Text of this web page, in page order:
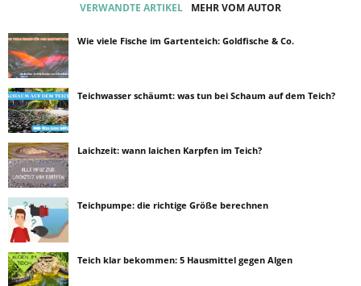
VERWANDTE ARTIKEL MEHR VOM AUTOR
Wie viele Fische im Gartenteich: Goldfische & Co.
Teichwasser schäumt: was tun bei Schaum auf dem Teich?
Laichzeit: wann laichen Karpfen im Teich?
Teichpumpe: die richtige Größe berechnen
Teich klar bekommen: 5 Hausmittel gegen Algen